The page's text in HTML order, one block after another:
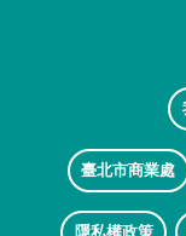
臺北市商業處